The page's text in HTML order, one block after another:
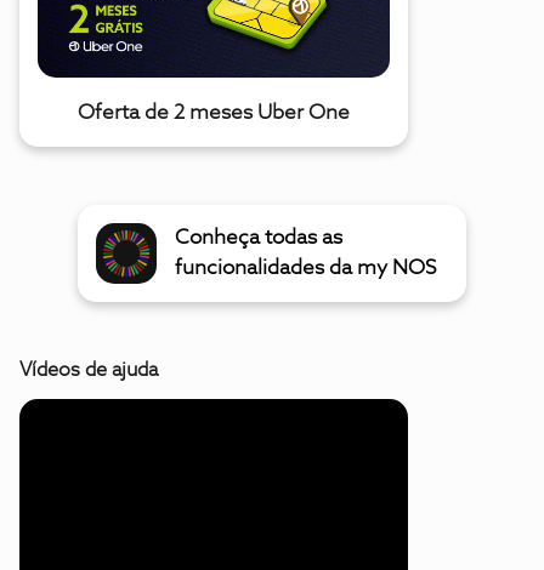
Oferta de 2 meses Uber One
Conheça todas as
funcionalidades da my NOS
Vídeos de ajuda